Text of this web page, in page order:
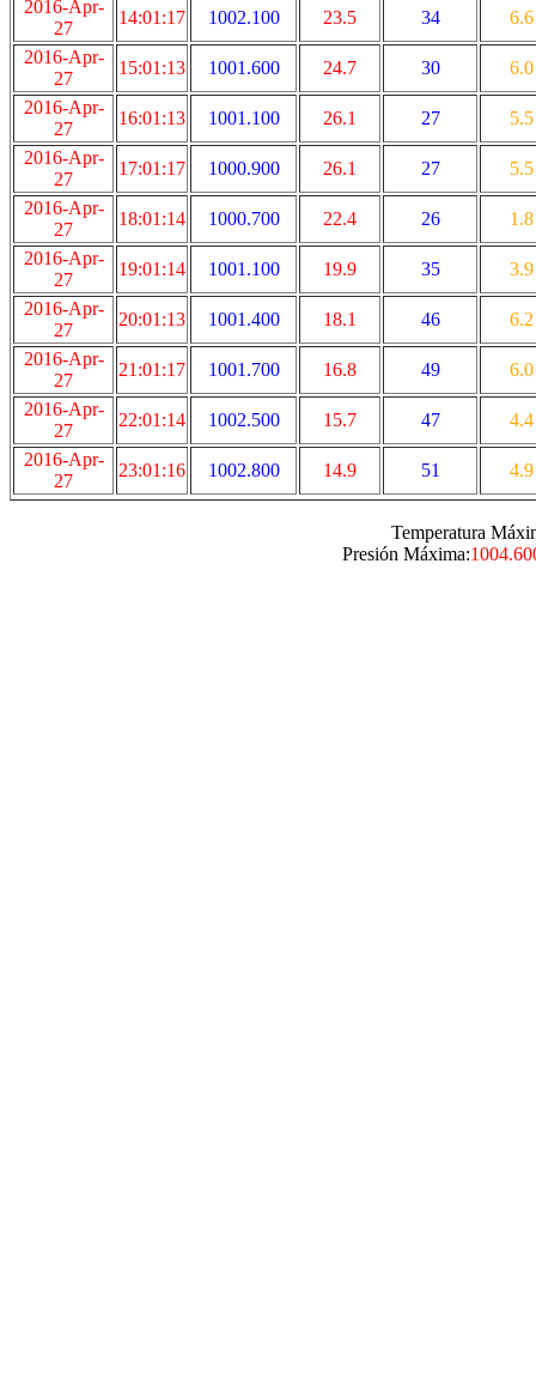
2016-Apr-
27
14:01:17 1002.100 23.5 34
6.6
2016-Apr-
27
15:01:13 1001.600 24.7 30
6.0
2016-Apr-
27
16:01:13 1001.100 26.1 27
5.5
2016-Apr-
27
17:01:17 1000.900 26.1 27
5.5
2016-Apr-
27
18:01:14 1000.700 22.4 26
1.8
2016-Apr-
27
19:01:14 1001.100 19.9 35
3.9
2016-Apr-
27
20:01:13 1001.400 18.1 46
6.2
2016-Apr-
27
21:01:17 1001.700 16.8 49
6.0
2016-Apr-
27
22:01:14 1002.500 15.7 47
4.4
2016-Apr-
27
23:01:16 1002.800 14.9 51 4.9
Temperatura
Presión Máxima: